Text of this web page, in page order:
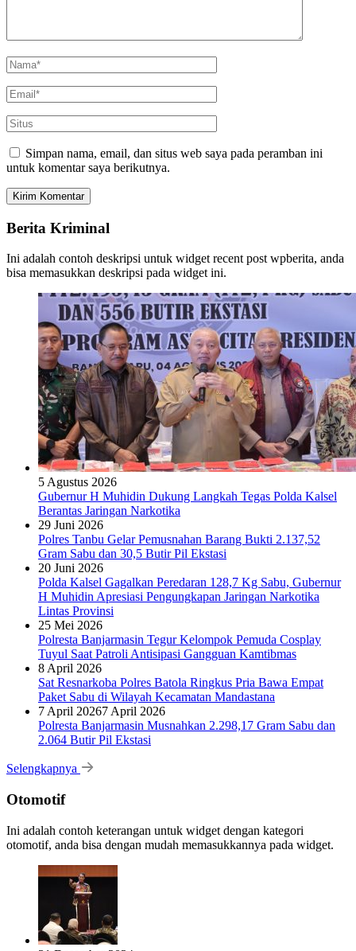
Simpan nama, email, dan situs web saya pada peramban ini
untuk komentar saya berikutnya.
Berita Kriminal
Ini adalah contoh deskripsi untuk widget recent post wpberita, anda
bisa memasukkan deskripsi pada widget ini.
5 Agustus 2026
Gubernur H Muhidin Dukung Langkah Tegas Polda Kalsel
Berantas Jaringan Narkotika
29 Juni 2026
Polres Tanbu Gelar Pemusnahan Barang Bukti 2.137,52
Gram Sabu dan 30,5 Butir Pil Ekstasi
20 Juni 2026
Polda Kalsel Gagalkan Peredaran 128,7 Kg Sabu, Gubernur
H Muhidin Apresiasi Pengungkapan Jaringan Narkotika
Lintas Provinsi
25 Mei 2026
Polresta Banjarmasin Tegur Kelompok Pemuda Cosplay
Tuyul Saat Patroli Antisipasi Gangguan Kamtibmas
8 April 2026
Sat Resnarkoba Polres Batola Ringkus Pria Bawa Empat
Paket Sabu di Wilayah Kecamatan Mandastana
7 April 20267 April 2026
Polresta Banjarmasin Musnahkan 2.298,17 Gram Sabu dan
2.064 Butir Pil Ekstasi
Selengkapnya
Otomotif
Ini adalah contoh keterangan untuk widget dengan kategori
otomotif, anda bisa dengan mudah memasukkannya pada widget.